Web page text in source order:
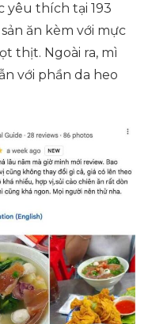
yêu thích tại 193
ăn kèm với mực
thịt. Ngoài ra, mì
với phần da heo